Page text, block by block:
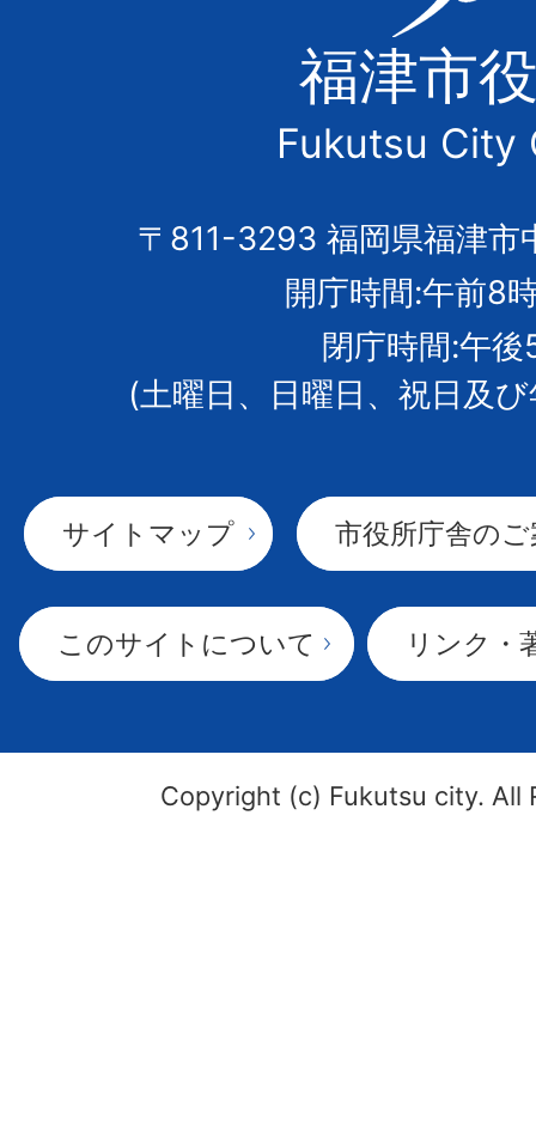
津
市
の
市
章
福津市
Fukutsu City
〒811-3293 福岡県福津市
開庁時間:午前8
閉庁時間:午後
(土曜日、日曜日、祝日及
サイトマップ 市役所庁舎の
このサイトについて リンク・
Copyright (c) Fukutsu city. All